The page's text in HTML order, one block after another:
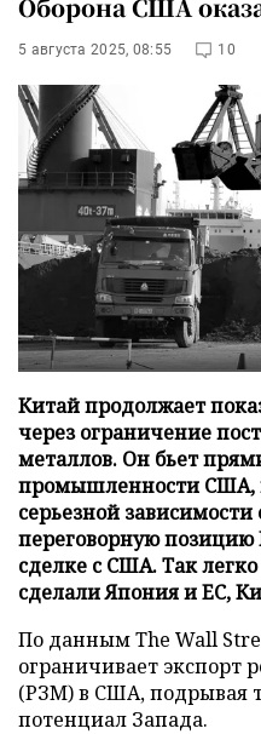
Оборона США
5 августа 2025, 08:55 10
Китай продолжает
через ограничение
металлов. Он бьет
промышленности США,
серьезной
переговорную позицию
сделке с США. Так легко
сделали Япония и ЕС,
По данным The Wall
ограничивает экспорт
(РЗМ) в США, подрывая
потенциал Запада.